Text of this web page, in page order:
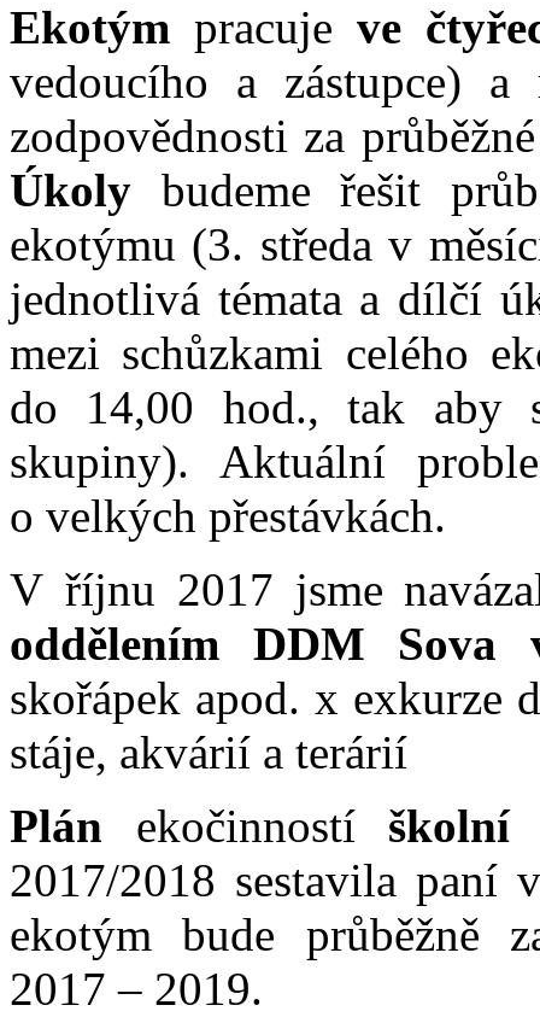
Ekotým pracuje ve
vedoucího a zástupce)
zodpovědnosti za
Úkoly budeme řešit
ekotýmu (3. středa v
jednotlivá témata a dílčí
mezi schůzkami celého
do 14,00 hod., tak aby
skupiny). Aktuální
o velkých přestávkách.
V říjnu 2017 jsme
oddělením DDM Sova
skořápek apod. x
stáje, akvárií a terárií
Plán ekočinností školní
2017/2018 sestavila paní
ekotým bude průběžně
2017 – 2019.